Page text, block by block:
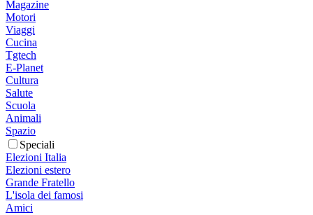
Magazine
Motori
Viaggi
Cucina
Tgtech
E-Planet
Cultura
Salute
Scuola
Animali
Spazio
Speciali
Elezioni Italia
Elezioni estero
Grande Fratello
L'isola dei famosi
Amici